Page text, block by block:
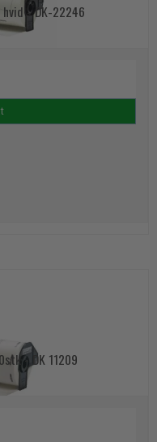
- DK-22246
- DK 11209